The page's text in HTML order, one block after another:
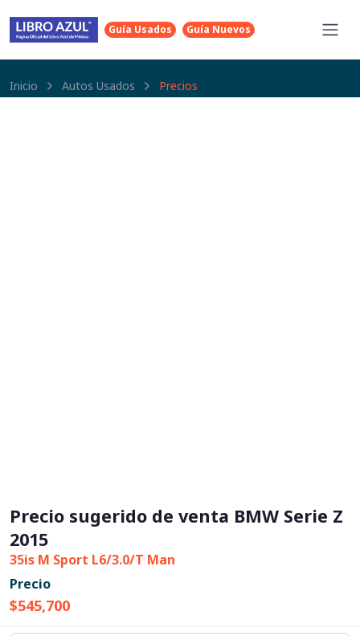
Guía Usados Guía Nuevos
Inicio Autos Usados Precios
Precio sugerido de venta BMW Serie Z
2015
35is M Sport L6/3.0/T Man
Precio
$545,700